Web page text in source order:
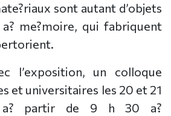
sont autant d’objets
me?moire, qui fabriquent
l’exposition, un colloque
et universitaires les 20 et 21
a? partir de 9 h 30 a?